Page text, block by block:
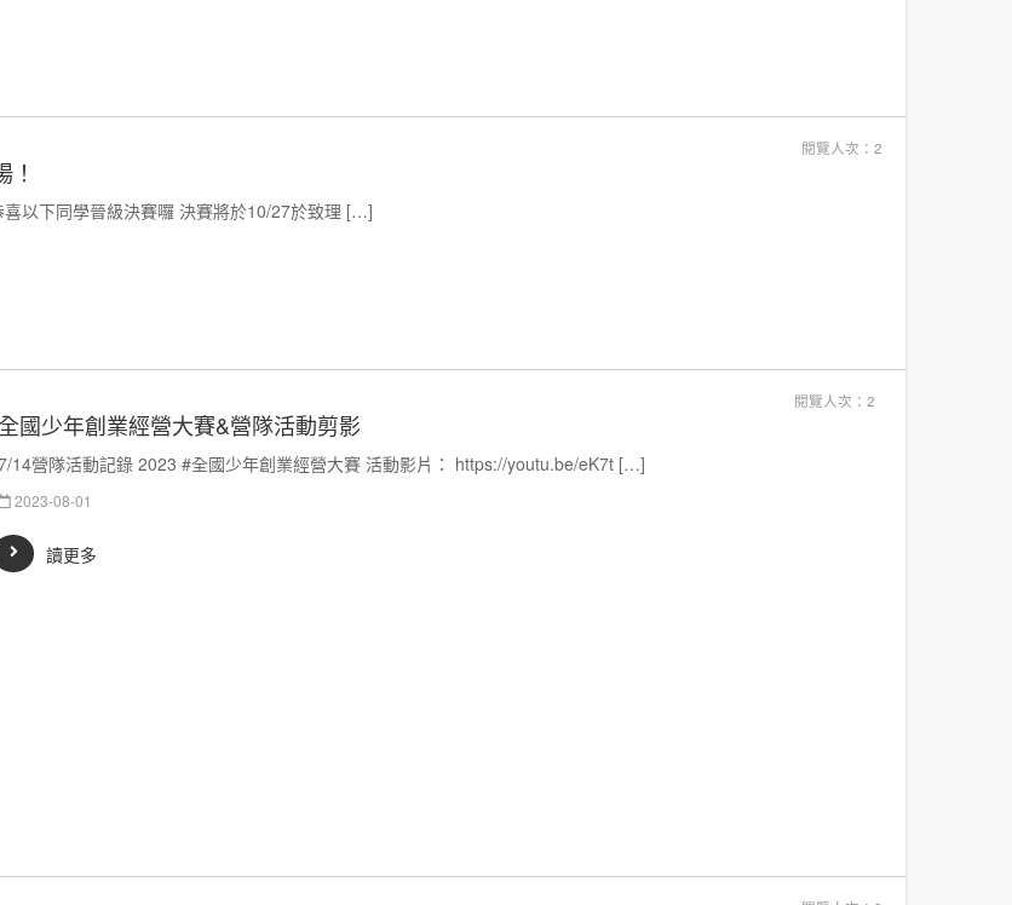
閱覽人次：2
喜以下同學晉級決賽囉 決賽將於10/27於致理 […]
閱覽人次：2
全國少年創業經營大賽&營隊活動剪影
14營隊活動記錄 2023 #全國少年創業經營大賽 活動影片： https://youtu.be/eK7t […]
2023-08-01
讀更多